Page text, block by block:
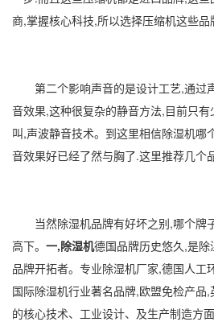
商,掌握核心科技,所以选择压缩机这些品
第二个影响声音的是设计工艺,通过
音效果,这种很复杂的静音方法,目前只
叫,声波静音技术。到这里相信除湿机哪
音效果好已经了然与胸了.这里推荐几个
当然除湿机品牌有好坏之别,哪个牌
高下。 一,除湿机德国品牌历史悠久,是
品牌开拓者。专业除湿机厂家,德国人工
国际除湿机行业著名品牌,欧盟免检产品
的核心技术、工业设计、及生产制造方